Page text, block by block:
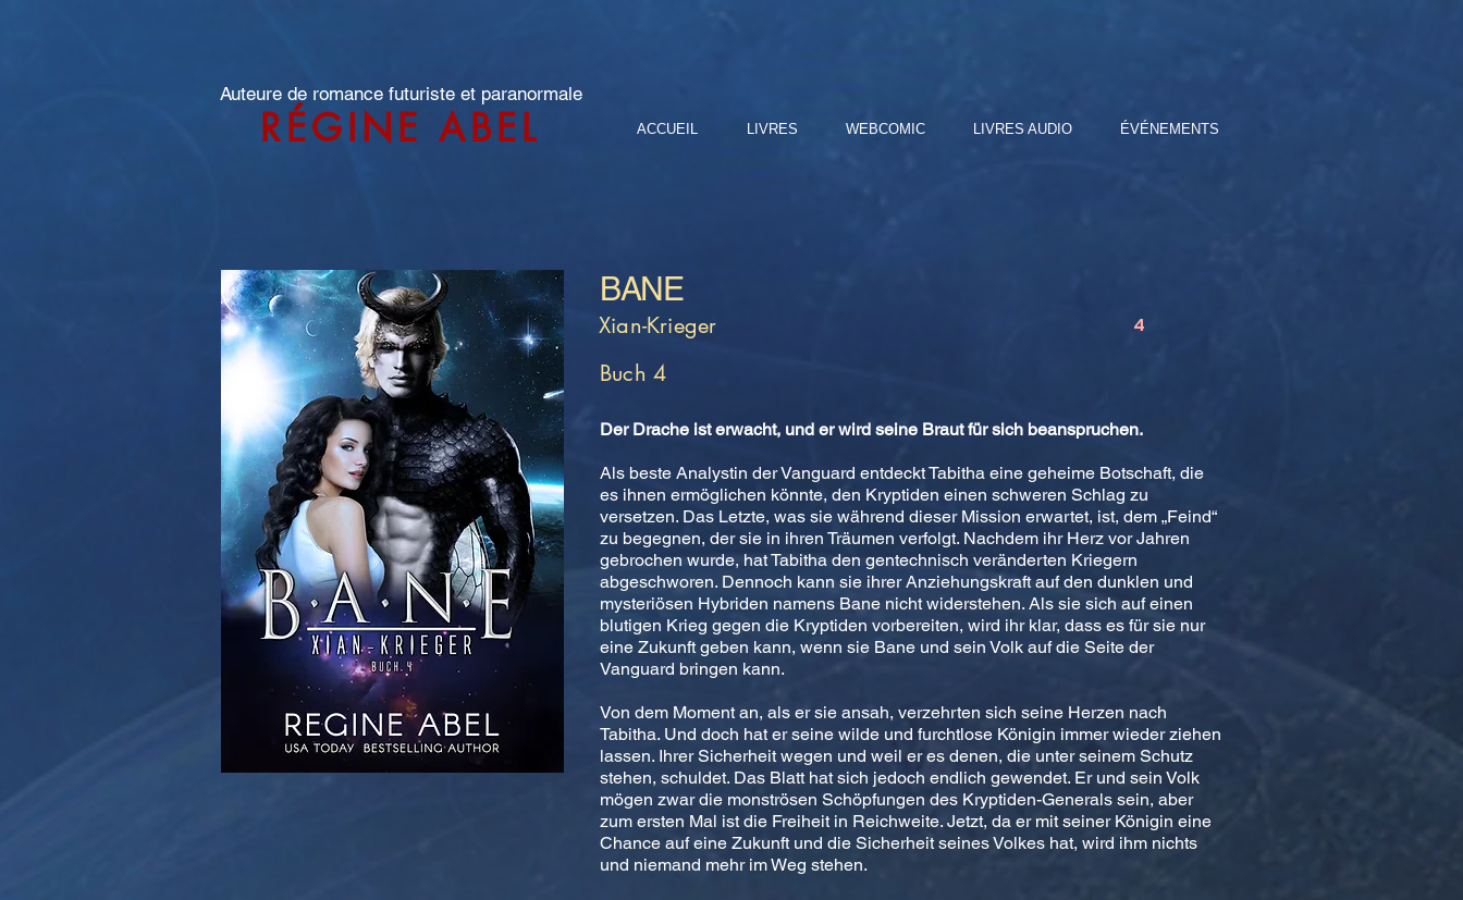
Auteure de romance futuriste et paranormale
RÉGINE ABEL ACCUEIL LIVRES WEBCOMIC LIVRES AUDIO ÉVÉNEMENTS
BANE
Xian-Krieger 4
Buch 4
Der Drache ist erwacht, und er wird seine Braut für sich beanspruchen.
Als beste Analystin der Vanguard entdeckt Tabitha eine geheime Botschaft, die
es ihnen ermöglichen könnte, den Kryptiden einen schweren Schlag zu
versetzen. Das Letzte, was sie während dieser Mission erwartet, ist, dem „Feind“
zu begegnen, der sie in ihren Träumen verfolgt. Nachdem ihr Herz vor Jahren
gebrochen wurde, hat Tabitha den gentechnisch veränderten Kriegern
abgeschworen. Dennoch kann sie ihrer Anziehungskraft auf den dunklen und
mysteriösen Hybriden namens Bane nicht widerstehen. Als sie sich auf einen
blutigen Krieg gegen die Kryptiden vorbereiten, wird ihr klar, dass es für sie nur
eine Zukunft geben kann, wenn sie Bane und sein Volk auf die Seite der
Vanguard bringen kann.
Von dem Moment an, als er sie ansah, verzehrten sich seine Herzen nach
Tabitha. Und doch hat er seine wilde und furchtlose Königin immer wieder ziehen
lassen. Ihrer Sicherheit wegen und weil er es denen, die unter seinem Schutz
stehen, schuldet. Das Blatt hat sich jedoch endlich gewendet. Er und sein Volk
mögen zwar die monströsen Schöpfungen des Kryptiden-Generals sein, aber
zum ersten Mal ist die Freiheit in Reichweite. Jetzt, da er mit seiner Königin eine
Chance auf eine Zukunft und die Sicherheit seines Volkes hat, wird ihm nichts
und niemand mehr im Weg stehen.